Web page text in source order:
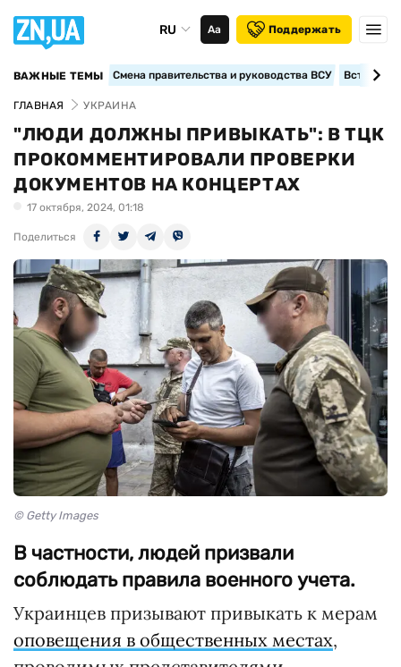
RU Аа Поддержать
ВАЖНЫЕ ТЕМЫ Смена правительства и руководства ВСУ
ГЛАВНАЯ УКРАИНА
"ЛЮДИ ДОЛЖНЫ ПРИВЫКАТЬ": В ТЦК
ПРОКОММЕНТИРОВАЛИ ПРОВЕРКИ
ДОКУМЕНТОВ НА КОНЦЕРТАХ
17 октября, 2024, 01:18
Поделиться
© Getty Images
В частности, людей призвали
соблюдать правила военного учета.
Украинцев призывают привыкать к мерам
оповещения в общественных местах,